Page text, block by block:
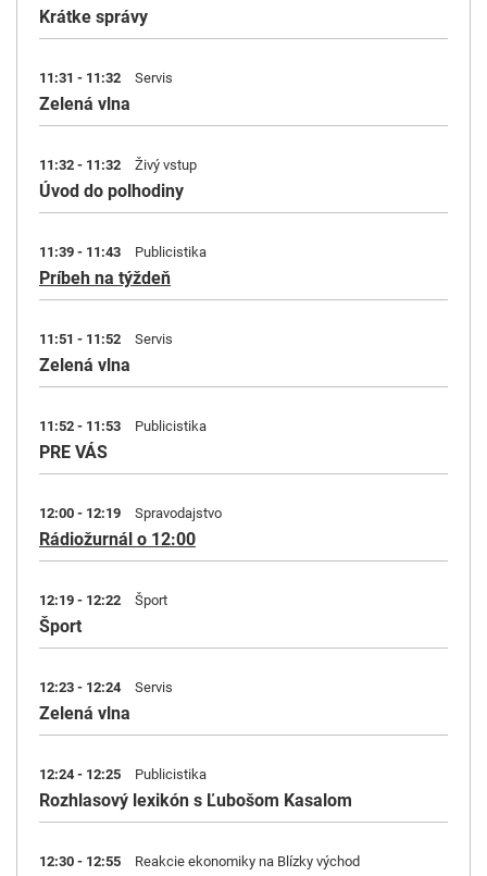
Krátke správy
11:31 - 11:32 Servis
Zelená vlna
11:32 - 11:32 Živý vstup
Úvod do polhodiny
11:39 - 11:43 Publicistika
Príbeh na týždeň
11:51 - 11:52 Servis
Zelená vlna
11:52 - 11:53 Publicistika
PRE VÁS
12:00 - 12:19 Spravodajstvo
Rádiožurnál o 12:00
12:19 - 12:22 Šport
Šport
12:23 - 12:24 Servis
Zelená vlna
12:24 - 12:25 Publicistika
Rozhlasový lexikón s Ľubošom Kasalom
12:30 - 12:55 Reakcie ekonomiky na Blízky východ